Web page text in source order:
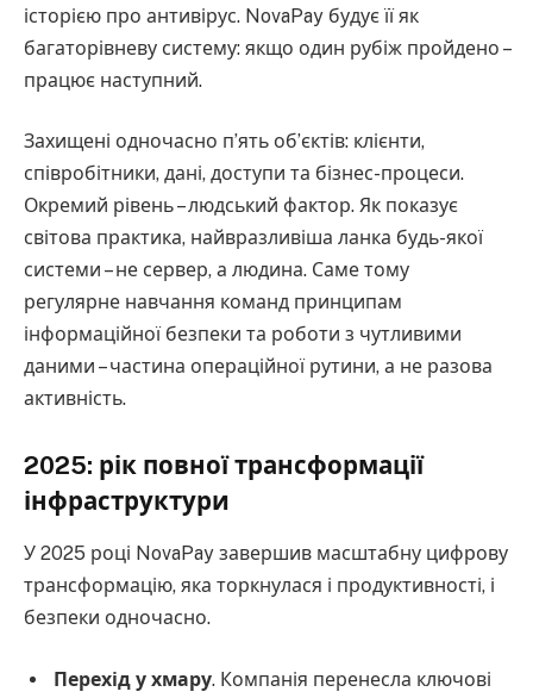
історією про антивірус. NovaPay будує її як
багаторівневу систему: якщо один рубіж пройдено –
працює наступний.
Захищені одночасно п’ять об’єктів: клієнти,
співробітники, дані, доступи та бізнес-процеси.
Окремий рівень – людський фактор. Як показує
світова практика, найвразливіша ланка будь-якої
системи – не сервер, а людина. Саме тому
регулярне навчання команд принципам
інформаційної безпеки та роботи з чутливими
даними – частина операційної рутини, а не разова
активність.
2025: рік повної трансформації
інфраструктури
У 2025 році NovaPay завершив масштабну цифрову
трансформацію, яка торкнулася і продуктивності, і
безпеки одночасно.
Перехід у хмару. Компанія перенесла ключові